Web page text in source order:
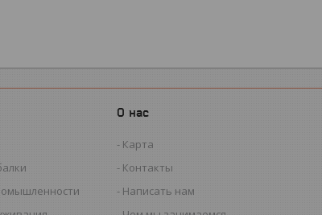
О нас
Карта
Контакты
Написать нам